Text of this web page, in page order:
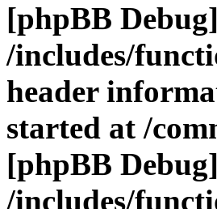
[phpBB
/includes/
header
started at /
[phpBB
/includes/